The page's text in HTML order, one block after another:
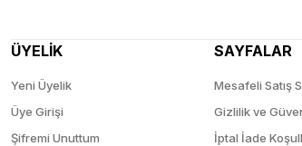
ÜYELİK
Yeni Üyelik
Üye Girişi
Şifremi Unuttum
SAYFALAR
Mesafeli Satış
Gizlilik ve
İptal İade